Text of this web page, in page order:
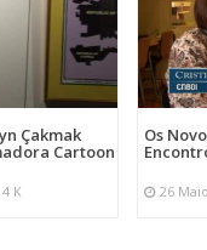
Çakmak
Cartoon
4 K
Os
26